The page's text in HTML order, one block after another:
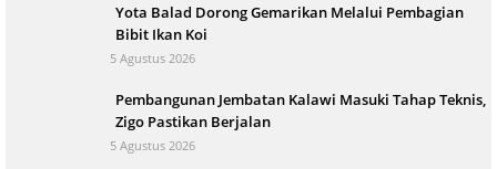
Yota Balad Dorong Gemarikan Melalui Pembagian
Bibit Ikan Koi
5 Agustus 2026
Pembangunan Jembatan Kalawi Masuki Tahap Teknis,
Zigo Pastikan Berjalan
5 Agustus 2026